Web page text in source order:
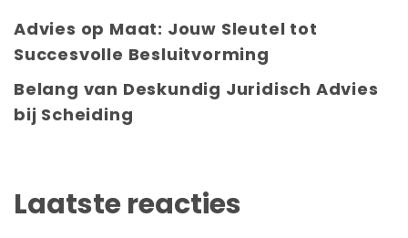
Advies op Maat: Jouw Sleutel tot
Succesvolle Besluitvorming
Belang van Deskundig Juridisch Advies
bij Scheiding
Laatste reacties